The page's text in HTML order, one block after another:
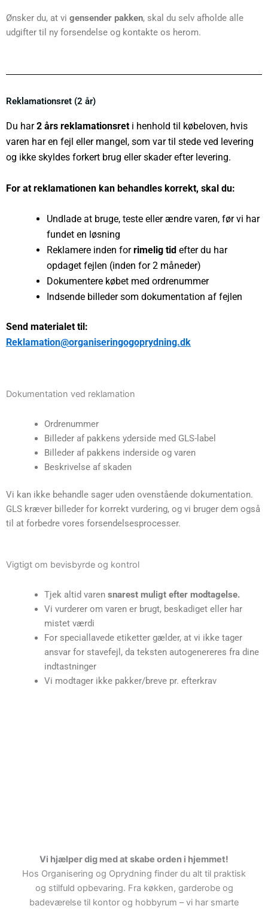
Ønsker du, at vi gensender pakken, skal du selv afholde alle
udgifter til ny forsendelse og kontakte os herom.
Reklamationsret (2 år)
Du har2 års reklamationsret i henhold til købeloven, hvis
varen har en fejl eller mangel, som var til stede ved levering
og ikke skyldes forkert brug eller skader efter levering.
For at reklamationen kan behandles korrekt, skal du:
Undlade at bruge, teste eller ændre varen, før vi har
fundet en løsning
Reklamere inden forrimelig tid efter du har
opdaget fejlen (inden for 2 måneder)
Dokumentere købet med ordrenummer
Indsende billeder som dokumentation af fejlen
Send materialet til:
Reklamation@organiseringogoprydning.dk
Dokumentation ved reklamation
Ordrenummer
Billeder af pakkens yderside med GLS-label
Billeder af pakkens inderside og varen
Beskrivelse af skaden
Vi kan ikke behandle sager uden ovenstående dokumentation.
GLS kræver billeder for korrekt vurdering, og vi bruger dem også
til at forbedre vores forsendelsesprocesser.
Vigtigt om bevisbyrde og kontrol
Tjek altid varen snarest muligt efter modtagelse.
Vi vurderer om varen er brugt, beskadiget eller har
mistet værdi
For speciallavede etiketter gælder, at vi ikke tager
ansvar for stavefejl, da teksten autogenereres fra dine
indtastninger
Vi modtager ikke pakker/breve pr. efterkrav
Vi hjælper dig med at skabe orden i hjemmet!
Hos Organisering og Oprydning finder du alt til praktisk
og stilfuld opbevaring. Fra køkken, garderobe og
badeværelse til kontor og hobbyrum – vi har smarte